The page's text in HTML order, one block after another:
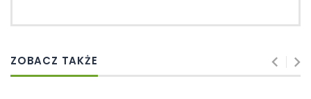
ZOBACZ TAKŻE